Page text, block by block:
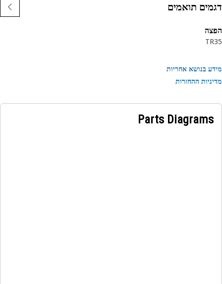
תואמים
בנושא אחריות
ההחזרות
Parts Diagrams